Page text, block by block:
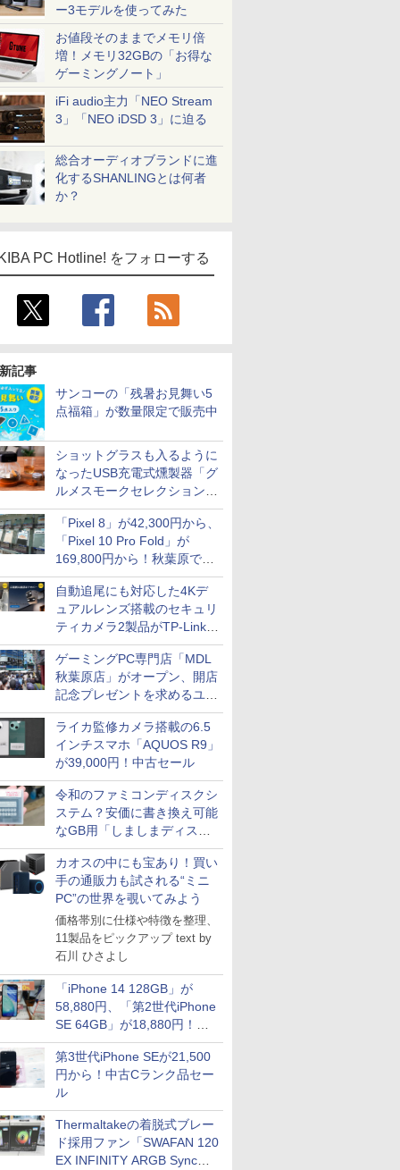
ー3モデルを使ってみた
お値段そのままでメモリ倍
増！メモリ32GBの「お得な
ゲーミングノート」
iFi audio主力「NEO Stream
3」「NEO iDSD 3」に迫る
総合オーディオブランドに進
化するSHANLINGとは何者
か？
PC Hotline! をフォローする
記事
サンコーの「残暑お見舞い5
点福箱」が数量限定で販売中
ショットグラスも入るように
なったUSB充電式燻製器「グ
ルメスモークセレクション
2」がサンコーから
「Pixel 8」が42,300円から、
「Pixel 10 Pro Fold」が
169,800円から！秋葉原で中
古のPixelシリーズがお買い得
自動追尾にも対応した4Kデ
ュアルレンズ搭載のセキュリ
ティカメラ2製品がTP-Linkか
ら
ゲーミングPC専門店「MDL
秋葉原店」がオープン、開店
記念プレゼントを求めるユー
ザーが押し寄せ長蛇の列に
ライカ監修カメラ搭載の6.5
インチスマホ「AQUOS R9」
が39,000円！中古セール
令和のファミコンディスクシ
ステム？安価に書き換え可能
なGB用「しましまディスク
システム」
カオスの中にも宝あり！買い
手の通販力も試される“ミニ
PC”の世界を覗いてみよう
価格帯別に仕様や特徴を整理、
11製品をピックアップ text by
石川 ひさよし
「iPhone 14 128GB」が
58,880円、「第2世代iPhone
SE 64GB」が18,880円！中
古Bランク品セール
第3世代iPhone SEが21,500
円から！中古Cランク品セー
ル
Thermaltakeの着脱式ブレー
ド採用ファン「SWAFAN 120
EX INFINITY ARGB Sync」